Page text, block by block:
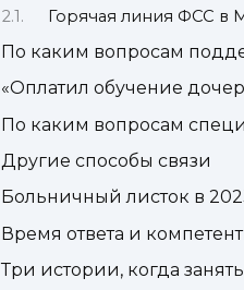
Горячая линия ФСС в
По каким вопросам
«Оплатил обучение
По каким вопросам
Другие способы связи
Больничный листок в
Время ответа и
Три истории, когда